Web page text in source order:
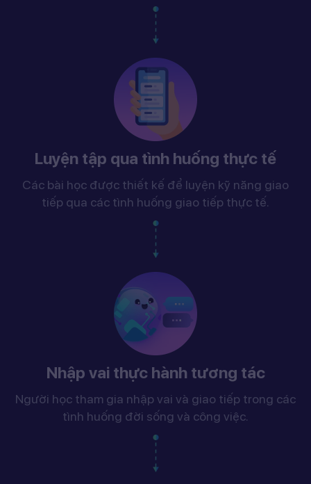
Luyện tập qua tình huống thực tế
Các bài học được thiết kế để luyện kỹ năng giao
tiếp qua các tình huống giao tiếp thực tế.
Nhập vai thực hành tương tác
Người học tham gia nhập vai và giao tiếp trong các
tình huống đời sống và công việc.